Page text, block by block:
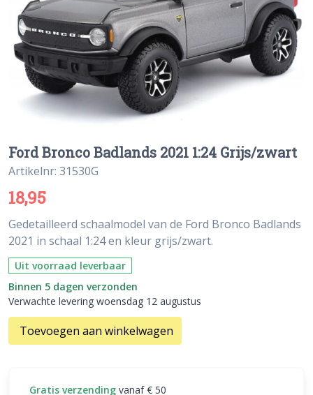
Ford Bronco Badlands 2021 1:24 Grijs/zwart
Artikelnr: 31530G
18,95
Gedetailleerd schaalmodel van de Ford Bronco Badlands
2021 in schaal 1:24 en kleur grijs/zwart.
Uit voorraad leverbaar
Binnen 5 dagen verzonden
Verwachte levering woensdag 12 augustus
Toevoegen aan winkelwagen
Gratis verzending vanaf € 50